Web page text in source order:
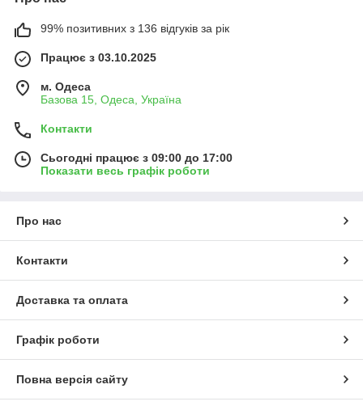
99% позитивних з 136 відгуків за рік
Працює з 03.10.2025
м. Одеса
Базова 15, Одеса, Україна
Контакти
Сьогодні працює з 09:00 до 17:00
Показати весь графік роботи
Про нас
Контакти
Доставка та оплата
Графік роботи
Повна версія сайту